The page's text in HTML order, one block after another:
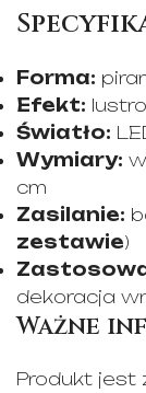
Forma:
Efekt:
Światło:
Wymiary:
cm
Zasilanie:
zestawie)
dekoracja
Ważne
Produkt jest